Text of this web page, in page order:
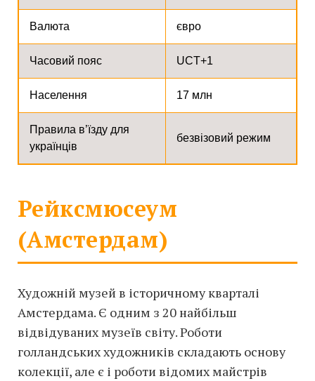
Валюта євро
Часовий пояс UCT+1
Населення 17 млн
Правила в’їзду для
українців
безвізовий режим
Рейксмюсеум
(Амстердам)
Художній музей в історичному кварталі
Амстердама. Є одним з 20 найбільш
відвідуваних музеїв світу. Роботи
голландських художників складають основу
колекції, але є і роботи відомих майстрів